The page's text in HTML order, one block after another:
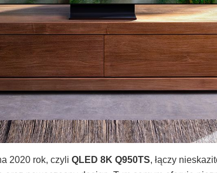
2020 rok, czyli QLED 8K Q950TS, łączy